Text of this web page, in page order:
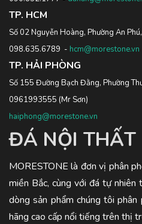
TP. HCM
Số 02 Nguyễn Hoàng, Phường An
098.635.6789 - hcm@morestone.vn
TP. HẢI PHÒNG
Số 155 Đường Bạch Đằng, Phường
0961993555 (Mr Sơn)
haiphong@morestone.vn
ĐÁ NỘI THẤT
MORESTONE là đơn vị phân
miền Bắc, cùng với đá tự nhiên
dòng sản phẩm chúng tôi
hãng cao cấp nổi tiếng trên thị